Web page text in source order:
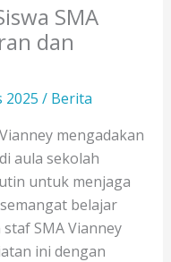
SMA
dan
2025 / Berita
mengadakan
aula sekolah
untuk menjaga
belajar
SMA Vianney
ini dengan